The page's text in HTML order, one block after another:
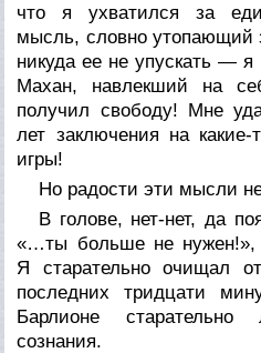
что я ухватился за
мысль, словно утопающий
никуда ее не упускать —
Махан, навлекший на
получил свободу! Мне
лет заключения на
игры!
Но радости эти мысли
В голове, нет-нет, да
«…ты больше не нужен!»,
Я старательно очищал
последних тридцати
Барлионе
сознания.